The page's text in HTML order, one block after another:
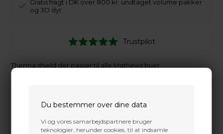
Du bestemmer over dine data
Vi og vores samarbejdspartnere bruger
teknologier, herunder cookies, til at indsamle
Gratis fragt i DK over 800 kr. undtaget volume pakker
og 3D dyr
Trustpilot
Therma shield der passer til alle Mathews buer